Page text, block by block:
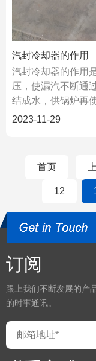
汽封冷却器的作用
汽封冷却器的作用
压，使漏汽不断通
结成水，供锅炉再
2023-11-29
首页
12
订阅
跟上我们不断发展的产
的时事通讯。